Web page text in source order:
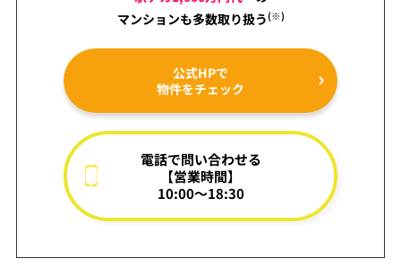
マンションも多数取り扱う (※)
公式HPで
物件をチェック
電話で問い合わせる
【営業時間】
10:00～18:30